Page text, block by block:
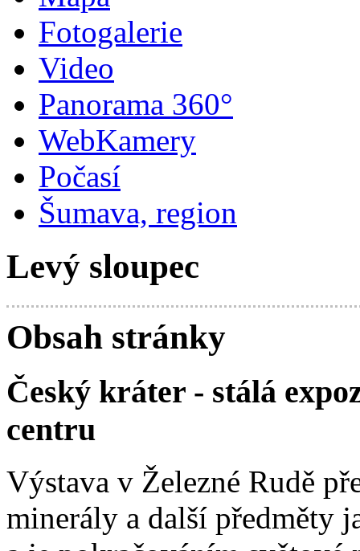
Fotogalerie
Video
Panorama 360°
WebKamery
Počasí
Šumava, region
Levý sloupec
Obsah stránky
Český kráter - stálá
centru
Výstava v Železné Rudě
minerály a další předměty